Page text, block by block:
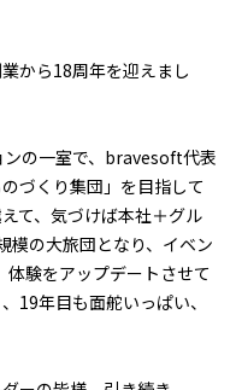
から18周年を迎えまし
の一室で、bravesoft代表
づくり集団」を目指して
て、気づけば本社＋グル
模の大旅団となり、イベン
験をアップデートさせて
19年目も面舵いっぱい、